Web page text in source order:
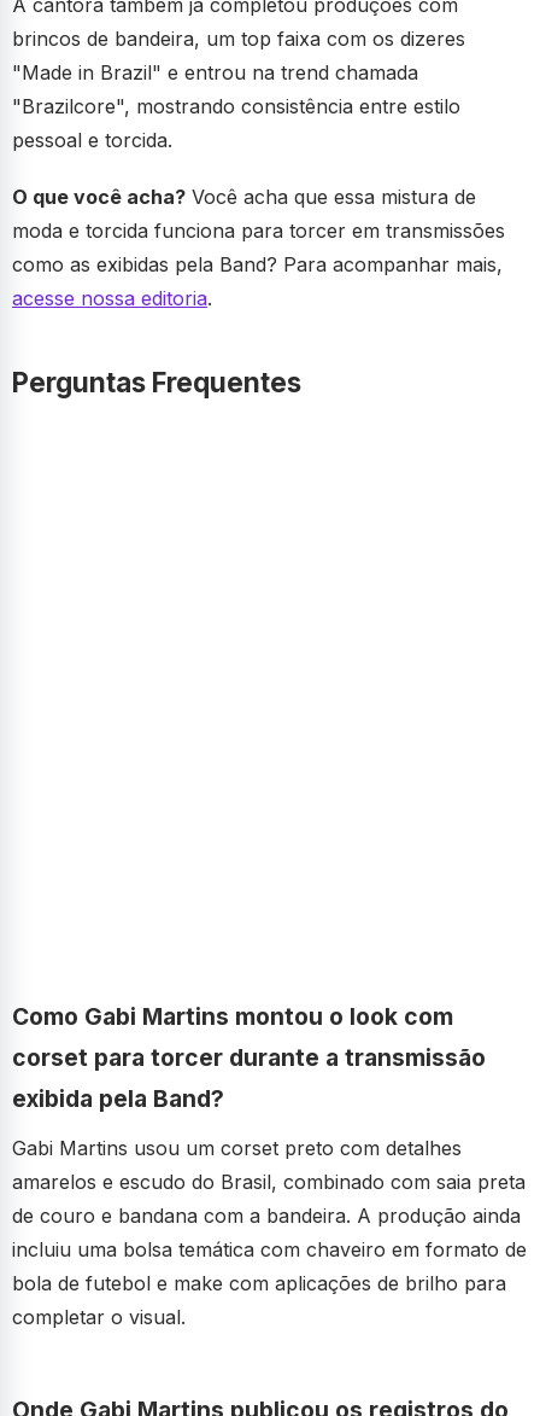
brincos de bandeira, um top faixa com os dizeres
"Made in Brazil" e entrou na trend chamada
"Brazilcore", mostrando consistência entre estilo
pessoal e torcida.
O que você acha? Você acha que essa mistura de
moda e torcida funciona para torcer em transmissões
como as exibidas pela Band? Para acompanhar mais,
acesse nossa editoria.
Perguntas Frequentes
Como Gabi Martins montou o look com
corset para torcer durante a transmissão
exibida pela Band?
Gabi Martins usou um corset preto com detalhes
amarelos e escudo do Brasil, combinado com saia preta
de couro e bandana com a bandeira. A produção ainda
incluiu uma bolsa temática com chaveiro em formato de
bola de futebol e make com aplicações de brilho para
completar o visual.